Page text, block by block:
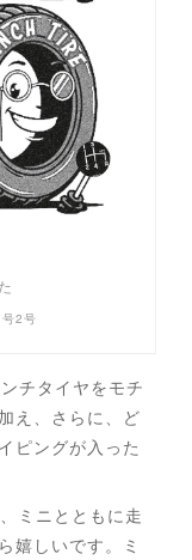
2号
チタイヤをモチ
え、さらに、ど
ピングが入った
ミニとともに走
嬉しいです。ミ